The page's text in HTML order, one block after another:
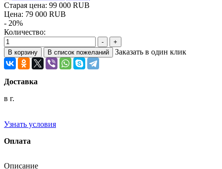
Старая цена: 99 000 RUB
Цена: 79 000 RUB
- 20%
Количество:
Заказать в один клик
Доставка
в г.
Узнать условия
Оплата
Описание